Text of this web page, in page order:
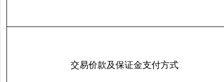
交易价款及保证金支付方式